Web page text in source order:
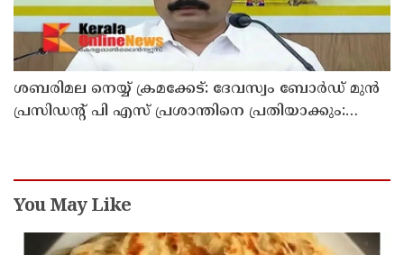
ശബരിമല നെയ്യ് ക്രമക്കേട്: ദേവസ്വം ബോര്‍ഡ് മുന്‍
പ്രസിഡന്റ് പി എസ് പ്രശാന്തിനെ പ്രതിയാക്കും:
You May Like